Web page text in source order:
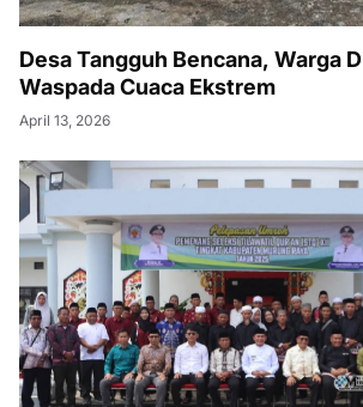
Desa Tangguh Bencana, Warga
Waspada Cuaca Ekstrem
April 13, 2026